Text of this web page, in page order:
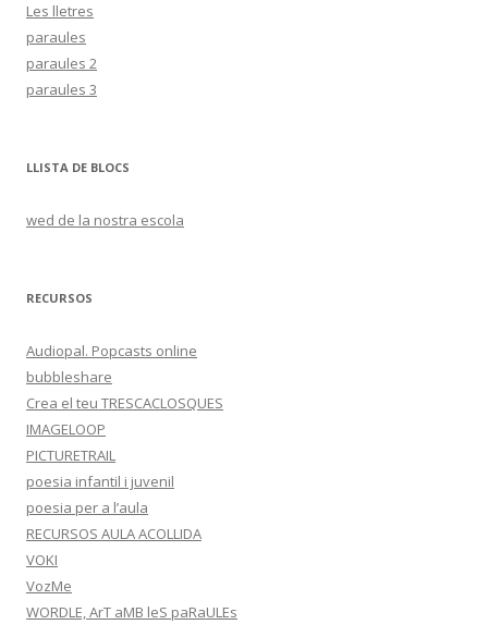
Les lletres
paraules
paraules 2
paraules 3
LLISTA DE BLOCS
wed de la nostra escola
RECURSOS
Audiopal. Popcasts online
bubbleshare
Crea el teu TRESCACLOSQUES
IMAGELOOP
PICTURETRAIL
poesia infantil i juvenil
poesia per a l’aula
RECURSOS AULA ACOLLIDA
VOKI
VozMe
WORDLE, ArT aMB leS paRaULEs